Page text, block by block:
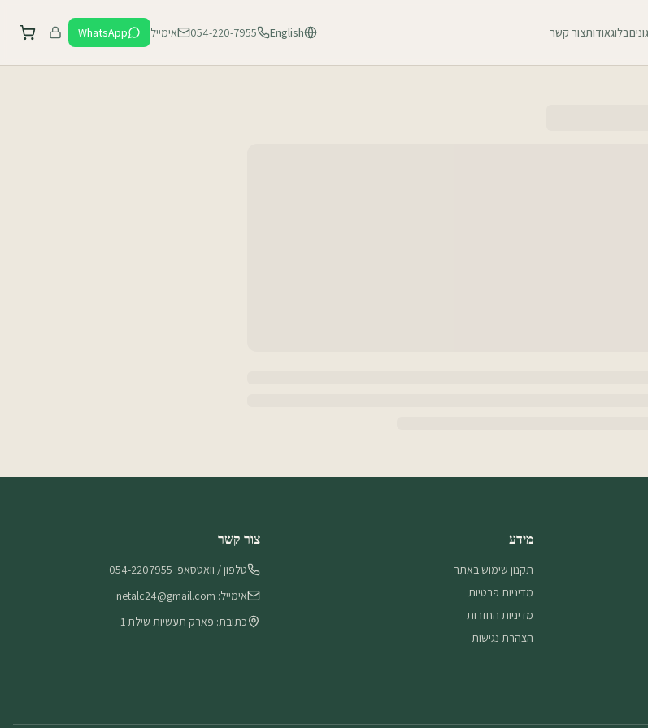
בלוגאודותצור קשר English
054-220-7955 אימייל WhatsApp
מידע
תקנון שימוש באתר
מדיניות פרטיות
מדיניות החזרות
הצהרת נגישות
צור קשר
טלפון / וואטסאפ: 054-2207955
אימייל: netalc24@gmail.com
כתובת: פארק תעשיות שילת 1